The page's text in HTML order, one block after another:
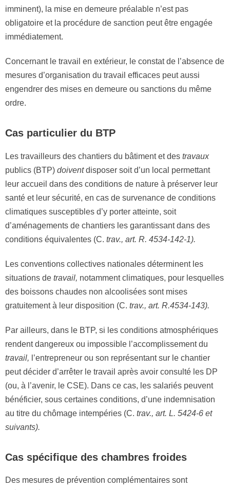
imminent), la mise en demeure préalable n’est pas
obligatoire et la procédure de sanction peut être engagée
immédiatement.
Concernant le travail en extérieur, le constat de l’absence de
mesures d’organisation du travail efficaces peut aussi
engendrer des mises en demeure ou sanctions du même
ordre.
Cas particulier du BTP
Les travailleurs des chantiers du bâtiment et des travaux
publics (BTP) doiventdisposer soit d’un local permettant
leur accueil dans des conditions de nature à préserver leur
santé et leur sécurité, en cas de survenance de conditions
climatiques susceptibles d’y porter atteinte, soit
d’aménagements de chantiers les garantissant dans des
conditions équivalentes (C. trav., art. R 4534-142-1)
Les conventions collectives nationales déterminent les
situations de travail, notamment climatiques, pour lesquelles
des boissons chaudes non alcoolisées sont mises
gratuitement à leur disposition (C. trav., art. R.4534-143).
Par ailleurs, dans le BTP, si les conditions atmosphériques
rendent dangereux ou impossible l’accomplissement du
travail, l’entrepreneur ou son représentant sur le chantier
peut décider d’arrêter le travail après avoir consulté les DP
(ou, à l’avenir, le CSE). Dans ce cas, les salariés peuvent
bénéficier, sous certaines conditions, d’une indemnisation
au titre du chômage intempéries (C. trav., art. L. 5424-6 et
suivants).
Cas spécifique des chambres froides
Des mesures de prévention complémentaires sont